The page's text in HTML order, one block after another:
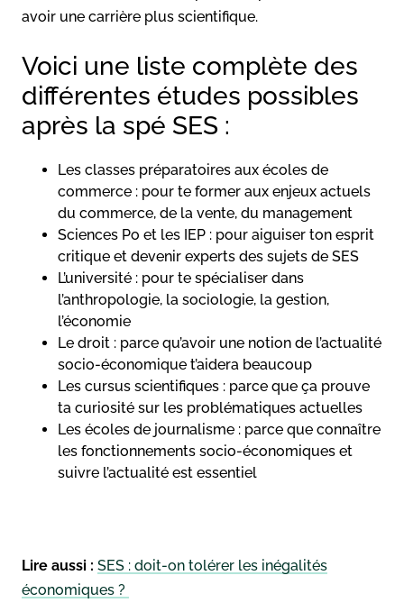
avoir une carrière plus scientifique.
Voici une liste complète des
différentes études possibles
après la spé SES :
Les classes préparatoires aux écoles de
commerce : pour te former aux enjeux actuels
du commerce, de la vente, du management
Sciences Po et les IEP : pour aiguiser ton esprit
critique et devenir experts des sujets de SES
L’université : pour te spécialiser dans
l’anthropologie, la sociologie, la gestion,
l’économie
Le droit : parce qu’avoir une notion de l’actualité
socio-économique t’aidera beaucoup
Les cursus scientifiques : parce que ça prouve
ta curiosité sur les problématiques actuelles
Les écoles de journalisme : parce que connaître
les fonctionnements socio-économiques et
suivre l’actualité est essentiel
Lire aussi : SES : doit-on tolérer les inégalités
économiques ?